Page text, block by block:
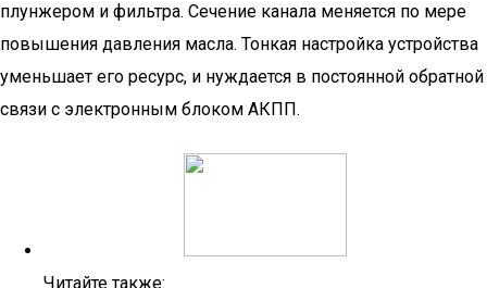
плунжером и фильтра. Сечение канала меняется по мере
повышения давления масла. Тонкая настройка устройства
уменьшает его ресурс, и нуждается в постоянной обратной
связи с электронным блоком АКПП.
Читайте также: